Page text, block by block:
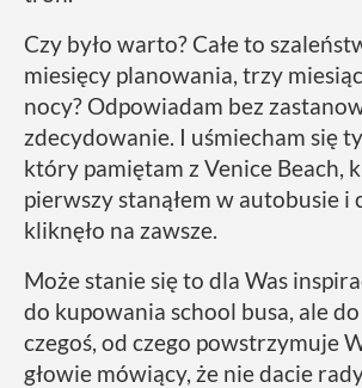
Czy było warto? Całe to
miesięcy planowania, trzy
nocy? Odpowiadam bez
zdecydowanie. I uśmiecham się
który pamiętam z Venice Beach,
pierwszy stanąłem w autobusie i
kliknęło na zawsze.
Może stanie się to dla Was
do kupowania school busa, ale
czegoś, od czego powstrzymuje
głowie mówiący, że nie dacie